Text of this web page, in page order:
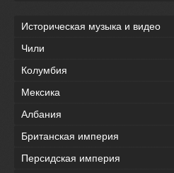
Историческая музыка и видео
Чили
Колумбия
Мексика
Албания
Британская империя
Персидская империя